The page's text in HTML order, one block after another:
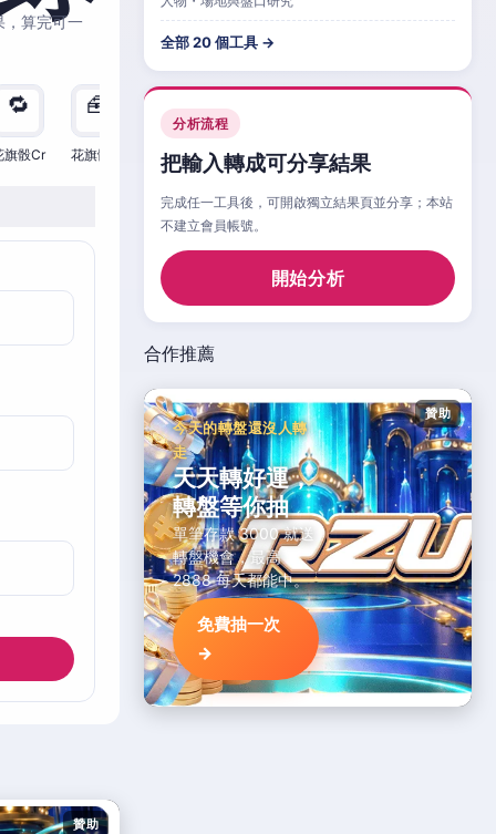
算完可一
🔁
旗骰Cr
🧰
花旗骰Cr
🧮
花旗骰Cr 花旗骰Cr 花旗骰Cr
贊助
全部 20 個工具 →
分析流程
把輸入轉成可分享結果
完成任一工具後，可開啟獨立結果頁並分享；本站
不建立會員帳號。
開始分析
合作推薦
贊助
今天的轉盤還沒人轉
走
天天轉好運，
轉盤等你抽
單筆存款 3000 就送
轉盤機會，最高
2888 每天都能中。
免費抽一次
→